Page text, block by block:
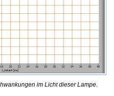
im Licht dieser Lampe.